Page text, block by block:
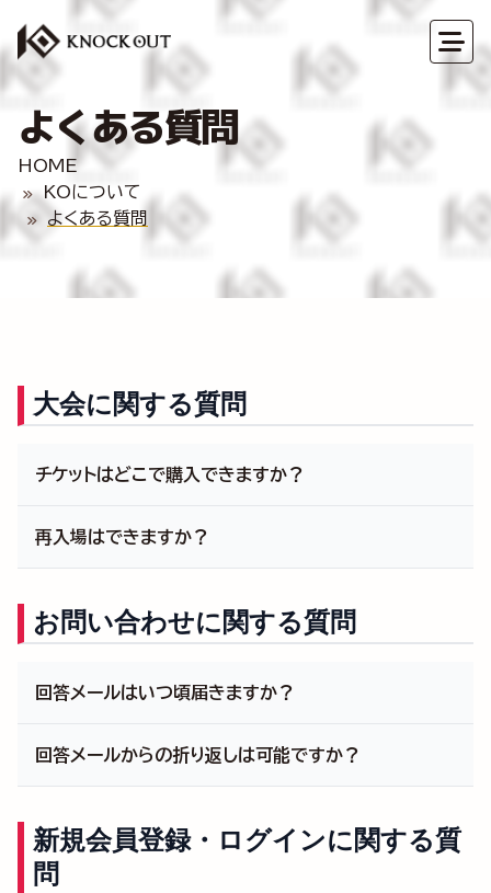
よくある質問
HOME
KOについて
よくある質問
大会に関する質問
チケットはどこで購入できますか？
だき、案内にある販売所またはショップサイトからご購
入ください。
再入場はできますか？
す。席をお立ちになる際は、半券をお忘れにならないよ
うご注意ください。
お問い合わせに関する質問
回答メールはいつ頃届きますか？
でお返しいたします。
繁忙期は、一週間ほどお時間をいただく場合がござい
回答メールからの折り返しは可能ですか？
ご返信して頂いた内容が問い合わせ内容に関連するも
のである場合に限り、重ねて対応をさせていただきま
す。
新規会員登録・ログインに関する質
問